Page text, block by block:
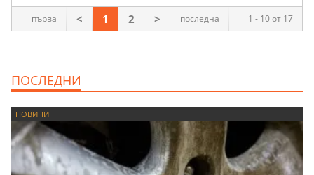
1 - 10 от 17
първа < 1 2 > последна
ПОСЛЕДНИ
НОВИНИ